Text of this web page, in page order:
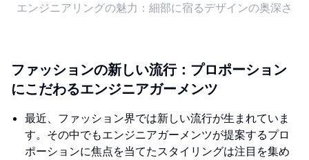
エンジニアリングの魅力：細部に宿るデザインの奥深さ
ファッションの新しい流行：プロポーション
にこだわるエンジニアガーメンツ
最近、ファッション界では新しい流行が生まれていま
す。その中でもエンジニアガーメンツが提案するプロ
ポーションに焦点を当てたスタイリングは注目を集め